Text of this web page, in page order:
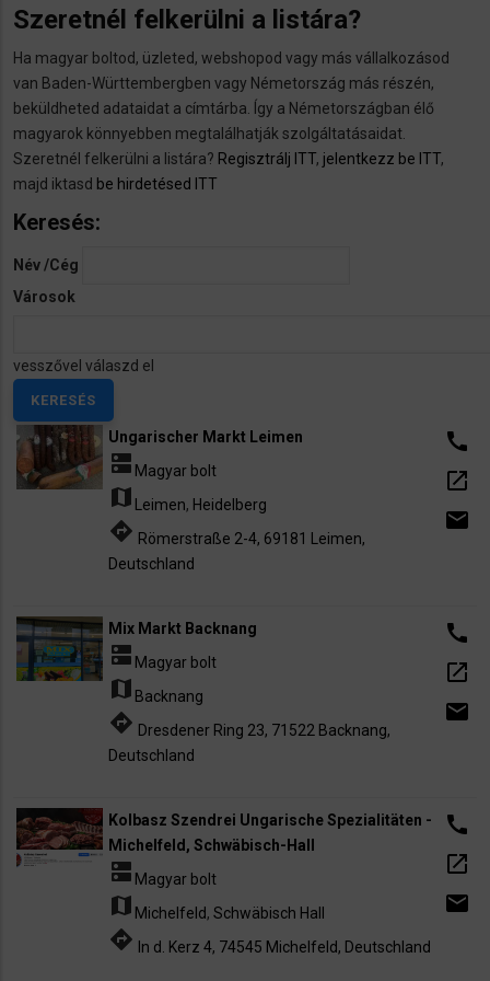
Szeretnél felkerülni a listára?
Ha magyar boltod, üzleted, webshopod vagy más vállalkozásod
van Baden-Württembergben vagy Németország más részén,
beküldheted adataidat a címtárba. Így a Németországban élő
magyarok könnyebben megtalálhatják szolgáltatásaidat.
Szeretnél felkerülni a listára? Regisztrálj ITT, jelentkezz be ITT,
majd iktasd be hirdetésed ITT
Keresés:
Név /Cég
Városok
vesszővel válaszd el
Ungarischer Markt Leimen
dns Magyar bolt
map Leimen, Heidelberg
directions Römerstraße 2-4, 69181 Leimen,
Deutschland
call
open_in_new
email
Mix Markt Backnang
dns Magyar bolt
map Backnang
directions Dresdener Ring 23, 71522 Backnang,
Deutschland
call
open_in_new
email
Kolbasz Szendrei Ungarische Spezialitäten -
Michelfeld, Schwäbisch-Hall
dns Magyar bolt
map Michelfeld, Schwäbisch Hall
directions In d. Kerz 4, 74545 Michelfeld, Deutschland
call
open_in_new
email